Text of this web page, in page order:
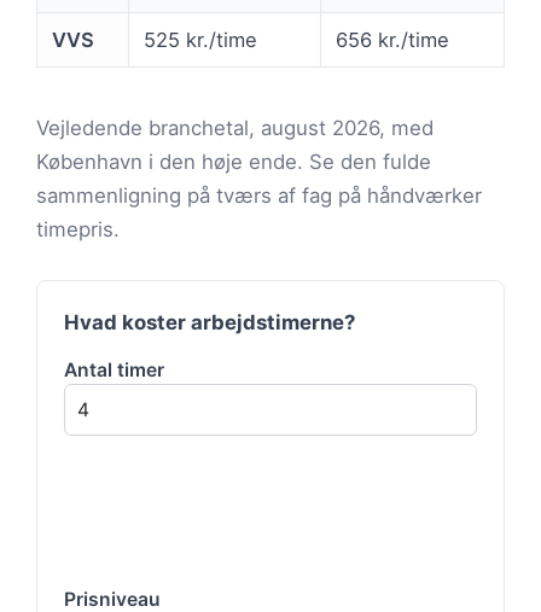
VVS 525 kr./time 656 kr./time
Vejledende branchetal, august 2026, med
København i den høje ende. Se den fulde
sammenligning på tværs af fag på håndværker
timepris.
Hvad koster arbejdstimerne?
Antal timer
Prisniveau